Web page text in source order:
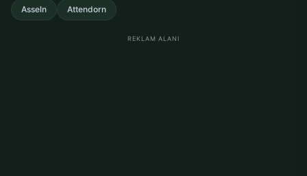
Asseln Attendorn
REKLAM ALANI